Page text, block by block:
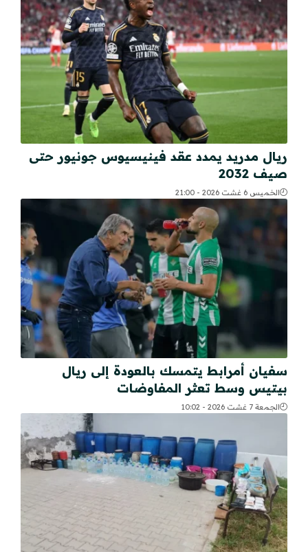
ريال مدريد يمدد عقد فينيسيوس جونيور حتى
صيف 2032
الخميس 6 غشت 2026 - 21:00
سفيان أمرابط يتمسك بالعودة إلى ريال
بيتيس وسط تعثر المفاوضات
الجمعة 7 غشت 2026 - 10:02